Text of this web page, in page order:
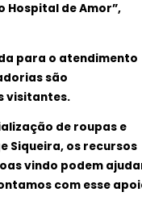
Hospital de Amor”,
para o atendimento
são
visitantes.
de roupas e
Siqueira, os recursos
vindo podem
com esse